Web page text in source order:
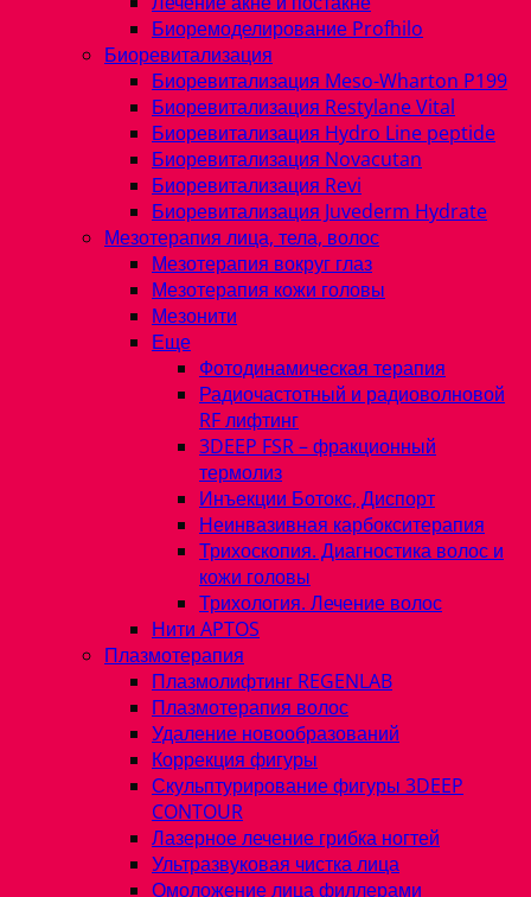
Биоремоделирование Profhilo
Биоревитализация
Биоревитализация Meso-Wharton P199
Биоревитализация Restylane Vital
Биоревитализация Hydro Line peptide
Биоревитализация Novacutan
Биоревитализация Revi
Биоревитализация Juvederm Hydrate
Мезотерапия лица, тела, волос
Мезотерапия вокруг глаз
Мезотерапия кожи головы
Мезонити
Еще
Фотодинамическая терапия
Радиочастотный и радиоволновой
RF лифтинг
3DEEP FSR – фракционный
термолиз
Инъекции Ботокс, Диспорт
Неинвазивная карбокситерапия
Трихоскопия. Диагностика волос и
кожи головы
Трихология. Лечение волос
Нити APTOS
Плазмотерапия
Плазмолифтинг REGENLAB
Плазмотерапия волос
Удаление новообразований
Коррекция фигуры
Скульптурирование фигуры 3DEEP
CONTOUR
Лазерное лечение грибка ногтей
Ультразвуковая чистка лица
Омоложение лица филлерами